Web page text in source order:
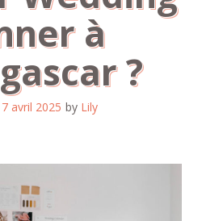
à
?
7 avril 2025 by Lily